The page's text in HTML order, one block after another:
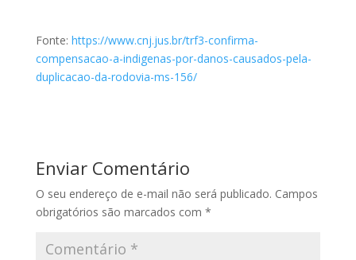
Fonte: https://www.cnj.jus.br/trf3-confirma-
compensacao-a-indigenas-por-danos-causados-pela-
duplicacao-da-rodovia-ms-156/
Enviar Comentário
O seu endereço de e-mail não será publicado. Campos
obrigatórios são marcados com *